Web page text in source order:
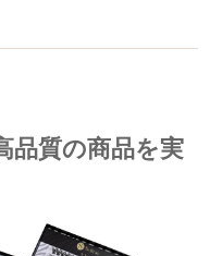
品質の商品を実